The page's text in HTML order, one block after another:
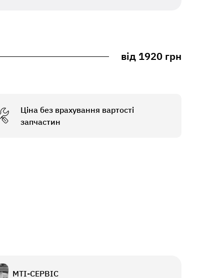
від 1920 грн
Ціна без врахування вартості
запчастин
МТI-СЕРВІС